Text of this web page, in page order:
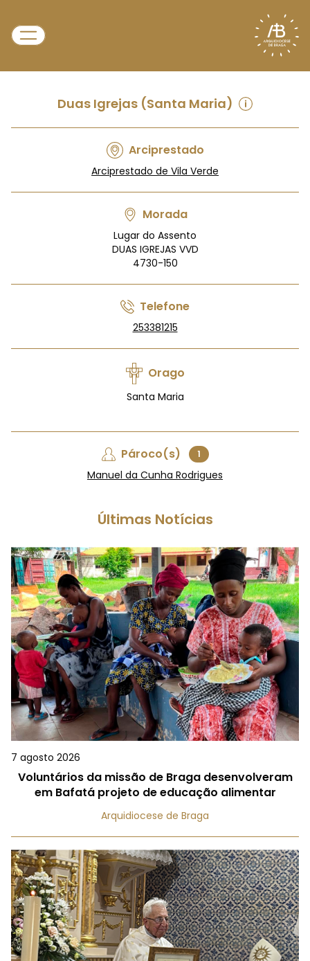
Duas Igrejas (Santa Maria)
Arciprestado
Arciprestado de Vila Verde
Morada
Lugar do Assento
DUAS IGREJAS VVD
4730-150
Telefone
253381215
Orago
Santa Maria
Pároco(s) 1
Manuel da Cunha Rodrigues
Últimas Notícias
7 agosto 2026
Voluntários da missão de Braga desenvolveram
em Bafatá projeto de educação alimentar
Arquidiocese de Braga